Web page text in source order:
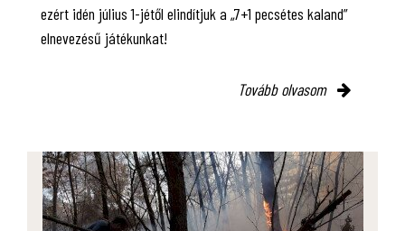
ezért idén július 1-jétől elindítjuk a „7+1 pecsétes kaland”
elnevezésű játékunkat!
Tovább olvasom